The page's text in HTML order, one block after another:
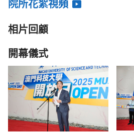
院所花絮視頻
相片回顧
開幕儀式